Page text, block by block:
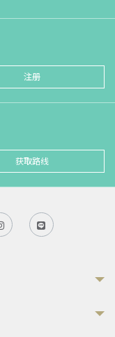
注册
获取路线